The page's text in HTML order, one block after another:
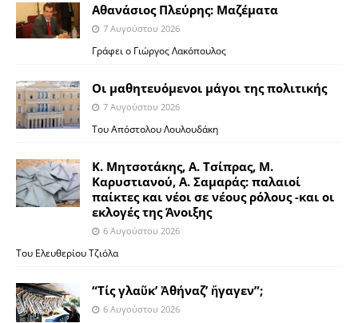
Αθανάσιος Πλεύρης: Μαζέματα
7 Αυγούστου 2026
Γράφει ο Γιώργος Λακόπουλος
Οι μαθητευόμενοι μάγοι της πολιτικής
7 Αυγούστου 2026
Του Απόστολου Λουλουδάκη
Κ. Μητσοτάκης, Α. Τσίπρας, Μ.
Καρυστιανού, Α. Σαμαράς: παλαιοί
παίκτες και νέοι σε νέους ρόλους -και οι
εκλογές της Άνοιξης
6 Αυγούστου 2026
Του Ελευθερίου Τζιόλα
“Τίς γλαῦκ’ Ἀθήναζ’ ἤγαγεν”;
6 Αυγούστου 2026